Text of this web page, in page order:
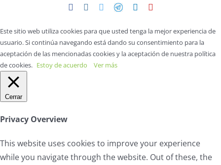
FacebookInstagram
Twitter
TelegramLinkedIn
Este sitio web utiliza cookies para que usted tenga la mejor experiencia de
usuario. Si continúa navegando está dando su consentimiento para la
aceptación de las mencionadas cookies y la aceptación de nuestra política
de cookies. Estoy de acuerdo Ver más
Cerrar
Privacy Overview
This website uses cookies to improve your experience
while you navigate through the website. Out of these, the